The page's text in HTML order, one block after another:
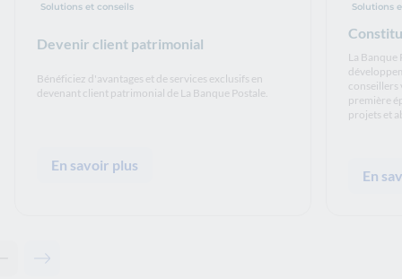
Devenir client patrimonial
Solutions et conseils
Bénéficiez d'avantages et de services exclusifs en
devenant client patrimonial de La Banque Postale.
En savoir plus
Solutions
La Banque
conseillers
première
projets et
En
Contenu précédent - Ceci pourrait aussi vous intéresser
Contenu suivant - Ceci pourrait aussi vous intéresser